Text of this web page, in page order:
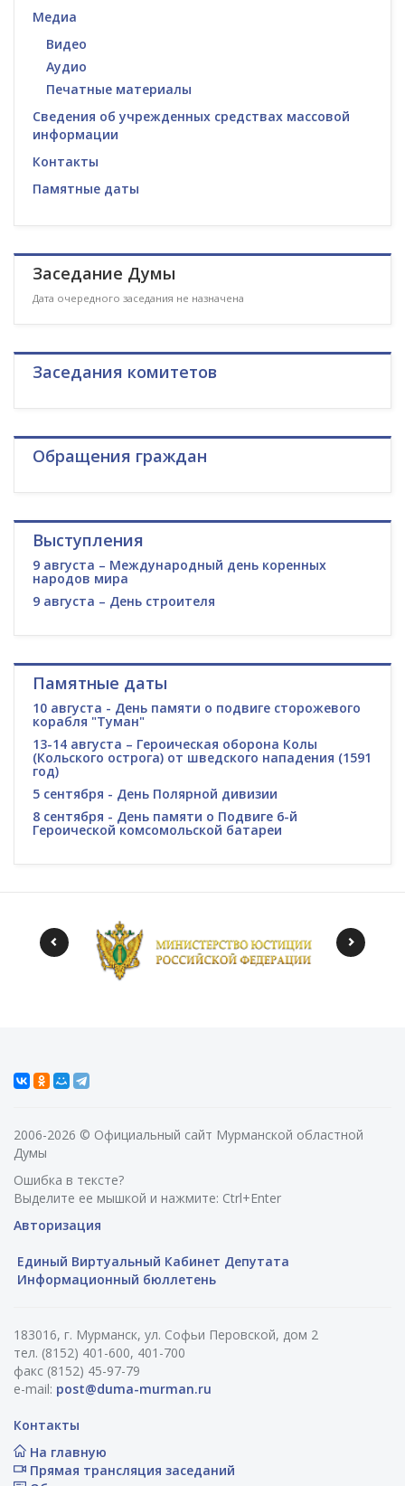
Медиа
Видео
Аудио
Печатные материалы
Сведения об учрежденных средствах массовой
информации
Контакты
Памятные даты
Заседание Думы
Дата очередного заседания не назначена
Заседания комитетов
Обращения граждан
Выступления
9 августа – Международный день коренных
народов мира
9 августа – День строителя
Памятные даты
10 августа - День памяти о подвиге сторожевого
корабля "Туман"
13-14 августа – Героическая оборона Колы
(Кольского острога) от шведского нападения (1591
год)
5 сентября - День Полярной дивизии
8 сентября - День памяти о Подвиге 6-й
Героической комсомольской батареи
2006-2026 © Официальный сайт Мурманской областной
Думы
Ошибка в тексте?
Выделите ее мышкой и нажмите: Ctrl+Enter
Авторизация
Единый Виртуальный Кабинет Депутата
Информационный бюллетень
183016, г. Мурманск, ул. Софьи Перовской, дом 2
тел. (8152) 401-600, 401-700
факс (8152) 45-97-79
e-mail: post@duma-murman.ru
Контакты
На главную
Прямая трансляция заседаний